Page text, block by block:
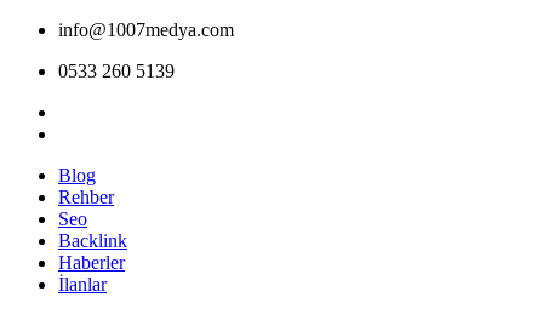
info@1007medya.com
0533 260 5139
Blog
Rehber
Seo
Backlink
Haberler
İlanlar